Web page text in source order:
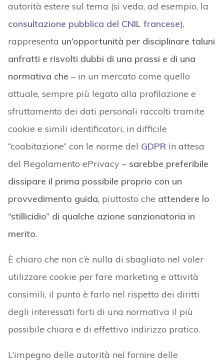
autorità estere sul tema (si veda, ad esempio, la
consultazione pubblica del CNIL francese),
rappresenta un’opportunità per disciplinare taluni
anfratti e risvolti dubbi di una prassi e di una
normativa che – in un mercato come quello
attuale, sempre più legato alla profilazione e
sfruttamento dei dati personali raccolti tramite
cookie e simili identificatori, in difficile
“coabitazione” con le norme del GDPRin attesa
del Regolamento ePrivacy – sarebbe preferibile
dissipare il prima possibile proprio con un
provvedimento guida, piuttosto che attendere lo
“stillicidio” di qualche azione sanzionatoria in
merito.
È chiaro che non c’è nulla di sbagliato nel voler
utilizzare cookie per fare marketing e attività
consimili, il punto è farlo nel rispetto dei diritti
degli interessati forti di una normativa il più
possibile chiara e di effettivo indirizzo pratico.
L’impegno delle autorità nel fornire delle